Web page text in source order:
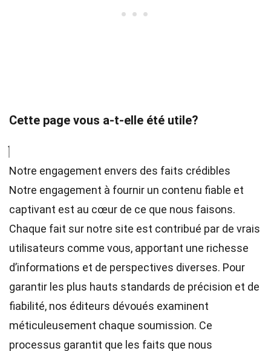
Cette page vous a-t-elle été utile?
Notre engagement envers des faits crédibles
Notre engagement à fournir un contenu fiable et
captivant est au cœur de ce que nous faisons.
Chaque fait sur notre site est contribué par de vrais
utilisateurs comme vous, apportant une richesse
d’informations et de perspectives diverses. Pour
garantir les plus hauts standards de précision et de
fiabilité, nos éditeurs dévoués examinent
méticuleusement chaque soumission. Ce
processus garantit que les faits que nous